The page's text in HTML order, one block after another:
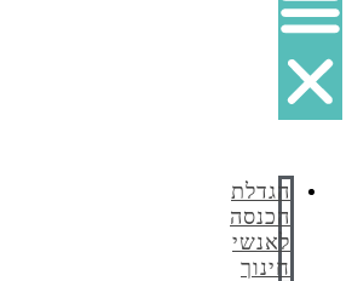
הגדלת
הכנסה
לאנשי
חינוך